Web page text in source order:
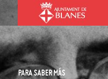
PARA SABER MÁS